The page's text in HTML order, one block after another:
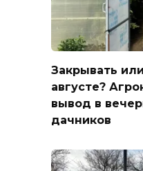
Закрывать
августе?
вывод в
дачников